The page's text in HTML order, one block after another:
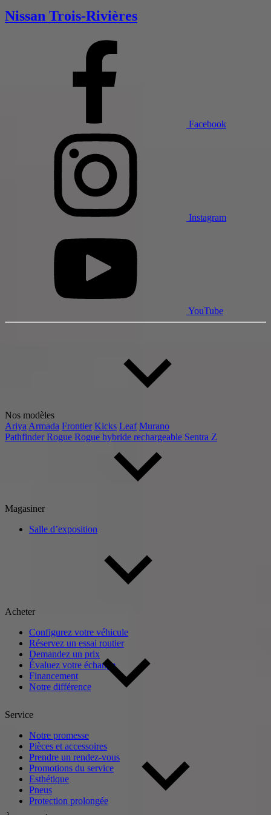
Nissan Trois-Rivières
Facebook
Instagram
YouTube
Nos modèles
Ariya Armada Frontier Kicks Leaf Murano
PathfinderRogue Rogue hybride rechargeable Sentra Z
Magasiner
Salle d’exposition
Acheter
Configurez votre véhicule
Réservez un essai routier
Demandez un prix
Évaluez votre échange
Financement
Notre différence
Service
Notre promesse
Pièces et accessoires
Prendre un rendez-vous
Promotions du service
Esthétique
Pneus
Protection prolongée